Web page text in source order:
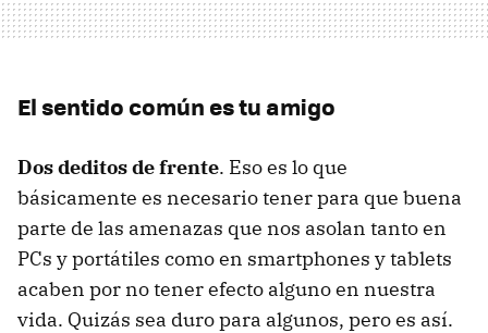
El sentido común es tu amigo
Dos deditos de frente. Eso es lo que
básicamente es necesario tener para que buena
parte de las amenazas que nos asolan tanto en
PCs y portátiles como en smartphones y tablets
acaben por no tener efecto alguno en nuestra
vida. Quizás sea duro para algunos, pero es así.